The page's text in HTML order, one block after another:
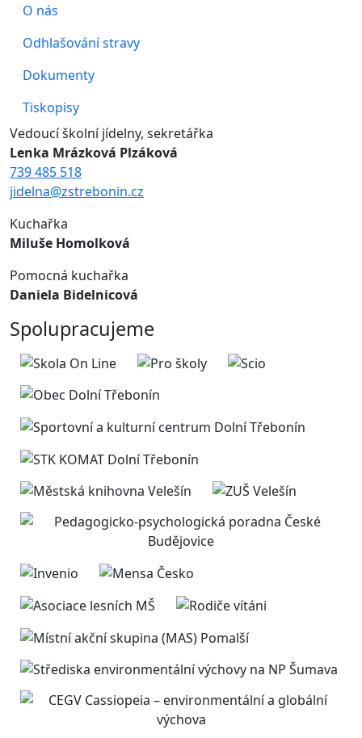
O nás
Odhlašování stravy
Dokumenty
Tiskopisy
Vedoucí školní jídelny, sekretářka
Lenka Mrázková Plzáková
739 485 518
jidelna@zstrebonin.cz
Kuchařka
Miluše Homolková
Pomocná kuchařka
Daniela Bidelnicová
Spolupracujeme